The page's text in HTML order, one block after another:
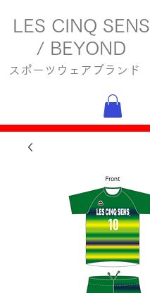
LES CINQ SENS
/ BEYOND
スポーツウェアブランド